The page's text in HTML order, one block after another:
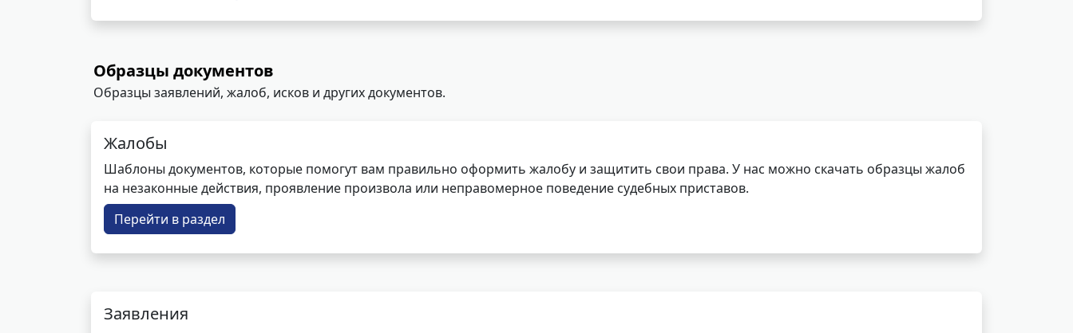
Образцы документов
Образцы заявлений, жалоб, исков и других документов.
Жалобы
Шаблоны документов, которые помогут вам правильно оформить жалобу и защитить свои права. У нас можно скачать образцы жалоб
на незаконные действия, проявление произвола или неправомерное поведение судебных приставов.
Перейти в раздел
Заявления